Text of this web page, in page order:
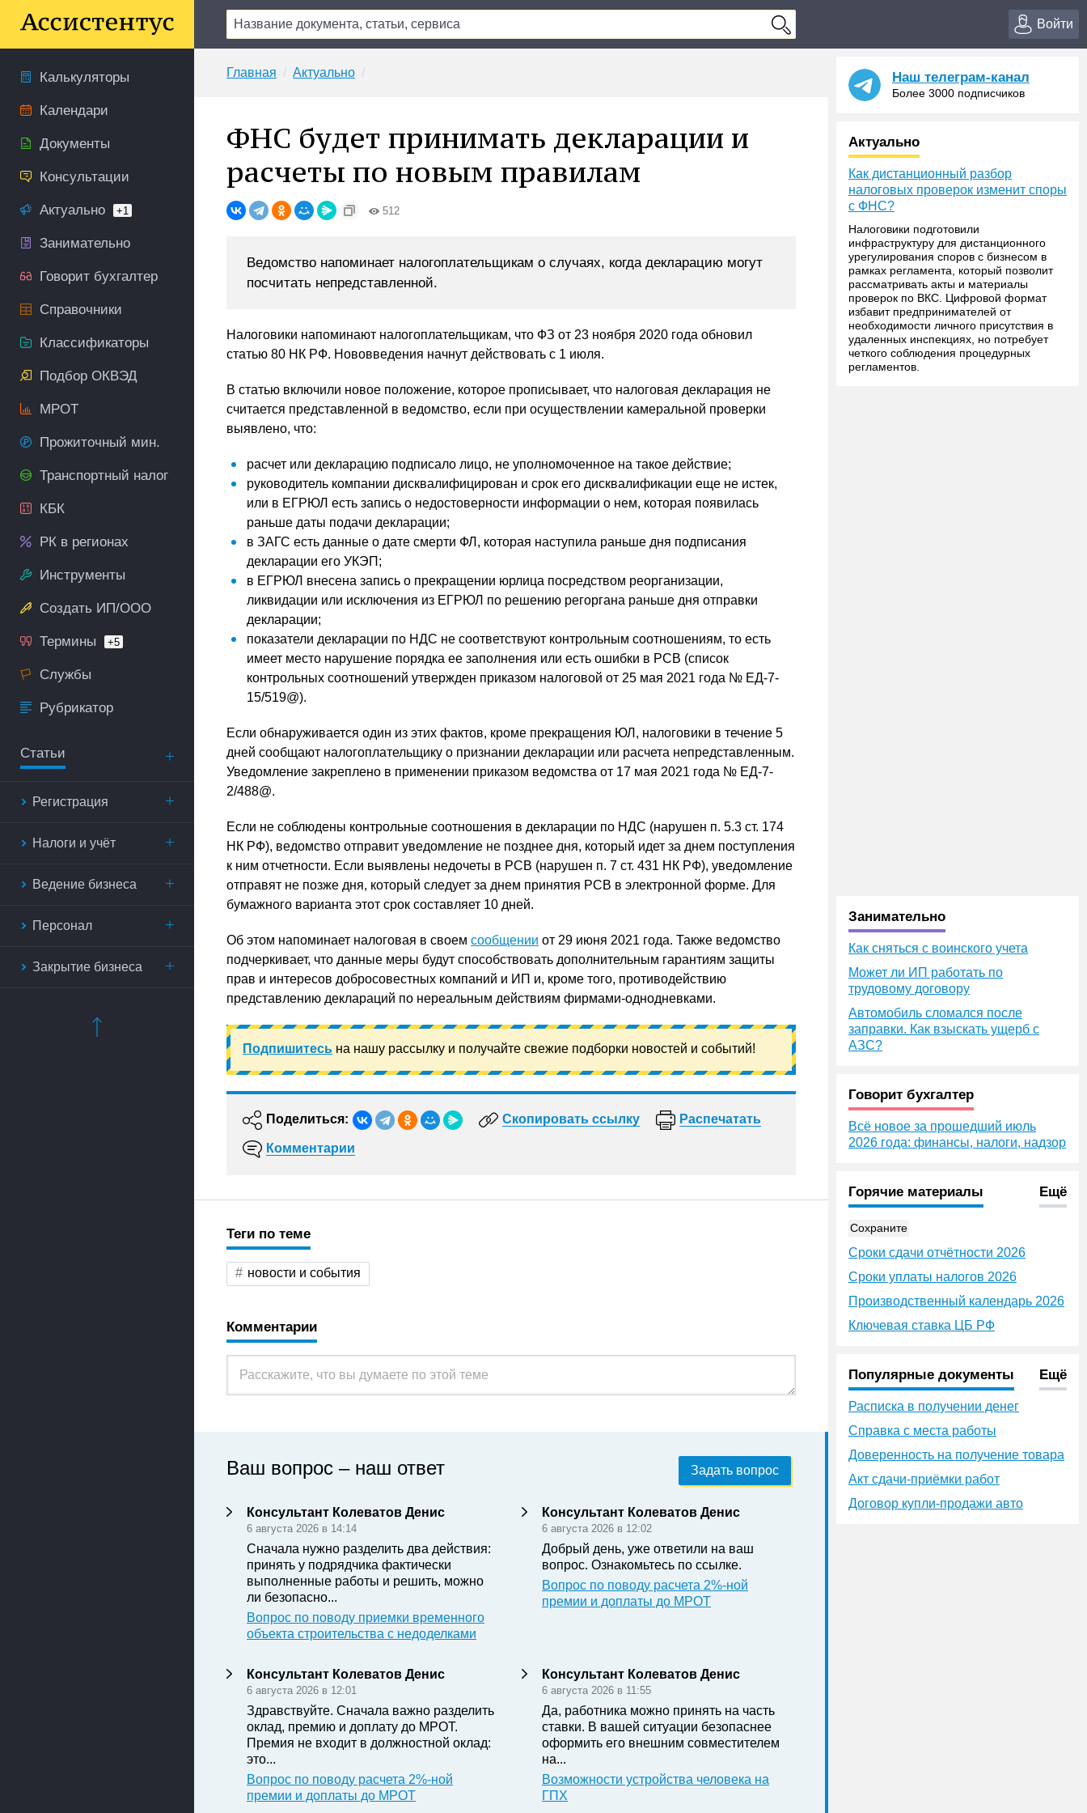
Войти
Калькуляторы
Календари
Документы
Консультации
Актуально +1
Занимательно
Говорит бухгалтер
Справочники
Классификаторы
Подбор ОКВЭД
МРОТ
Прожиточный мин.
Транспортный налог
КБК
РК в регионах
Инструменты
Создать ИП/ООО
Термины +5
Службы
Рубрикатор
Статьи
Регистрация
Налоги и учёт
Ведение бизнеса
Персонал
Закрытие бизнеса
Главная Актуально
ФНС будет принимать декларации и
расчеты по новым правилам
512
Ведомство напоминает налогоплательщикам о случаях, когда декларацию могут
посчитать непредставленной.
Налоговики напоминают налогоплательщикам, что ФЗ от 23 ноября 2020 года обновил
статью 80 НК РФ. Нововведения начнут действовать с 1 июля.
В статью включили новое положение, которое прописывает, что налоговая декларация не
считается представленной в ведомство, если при осуществлении камеральной проверки
выявлено, что:
расчет или декларацию подписало лицо, не уполномоченное на такое действие;
руководитель компании дисквалифицирован и срок его дисквалификации еще не истек,
или в ЕГРЮЛ есть запись о недостоверности информации о нем, которая появилась
раньше даты подачи декларации;
в ЗАГС есть данные о дате смерти ФЛ, которая наступила раньше дня подписания
декларации его УКЭП;
в ЕГРЮЛ внесена запись о прекращении юрлица посредством реорганизации,
ликвидации или исключения из ЕГРЮЛ по решению регоргана раньше дня отправки
декларации;
показатели декларации по НДС не соответствуют контрольным соотношениям, то есть
имеет место нарушение порядка ее заполнения или есть ошибки в РСВ (список
контрольных соотношений утвержден приказом налоговой от 25 мая 2021 года № ЕД-7-
15/519@).
Если обнаруживается один из этих фактов, кроме прекращения ЮЛ, налоговики в течение 5
дней сообщают налогоплательщику о признании декларации или расчета непредставленным.
Уведомление закреплено в применении приказом ведомства от 17 мая 2021 года № ЕД-7-
2/488@.
Если не соблюдены контрольные соотношения в декларации по НДС (нарушен п. 5.3 ст. 174
НК РФ), ведомство отправит уведомление не позднее дня, который идет за днем поступления
к ним отчетности. Если выявлены недочеты в РСВ (нарушен п. 7 ст. 431 НК РФ), уведомление
отправят не позже дня, который следует за днем принятия РСВ в электронной форме. Для
бумажного варианта этот срок составляет 10 дней.
Об этом напоминает налоговая в своем сообщении от 29 июня 2021 года. Также ведомство
подчеркивает, что данные меры будут способствовать дополнительным гарантиям защиты
прав и интересов добросовестных компаний и ИП и, кроме того, противодействию
представлению деклараций по нереальным действиям фирмами-однодневками.
Подпишитесь на нашу рассылку и получайте свежие подборки новостей и событий!
Поделиться: Скопировать ссылку Распечатать
Комментарии
Теги по теме
новости и события
Комментарии
Ваш вопрос – наш ответ Задать вопрос
Консультант Колеватов Денис
6 августа 2026 в 14:14
Сначала нужно разделить два действия:
принять у подрядчика фактически
выполненные работы и решить, можно
ли безопасно...
Вопрос по поводу приемки временного
объекта строительства с недоделками
Консультант Колеватов Денис
6 августа 2026 в 12:02
Добрый день, уже ответили на ваш
вопрос. Ознакомьтесь по ссылке .
Вопрос по поводу расчета 2%-ной
премии и доплаты до МРОТ
Консультант Колеватов Денис
6 августа 2026 в 12:01
Здравствуйте. Сначала важно разделить
оклад, премию и доплату до МРОТ.
Премия не входит в должностной оклад:
это...
Вопрос по поводу расчета 2%-ной
премии и доплаты до МРОТ
Консультант Колеватов Денис
6 августа 2026 в 11:55
Да, работника можно принять на часть
ставки. В вашей ситуации безопаснее
оформить его внешним совместителем
на...
Возможности устройства человека на
ГПХ
Наш телеграм-канал
Более 3000 подписчиков
Актуально
Как дистанционный разбор
налоговых проверок изменит споры
с ФНС?
Налоговики подготовили
инфраструктуру для дистанционного
урегулирования споров с бизнесом в
рамках регламента, который позволит
рассматривать акты и материалы
проверок по ВКС. Цифровой формат
избавит предпринимателей от
необходимости личного присутствия в
удаленных инспекциях, но потребует
четкого соблюдения процедурных
регламентов.
Занимательно
Как сняться с воинского учета
Может ли ИП работать по
трудовому договору
Автомобиль сломался после
заправки. Как взыскать ущерб с
АЗС?
Говорит бухгалтер
Всё новое за прошедший июль
2026 года: финансы, налоги, надзор
Горячие материалы Ещё
Сохраните
Сроки сдачи отчётности 2026
Сроки уплаты налогов 2026
Производственный календарь 2026
Ключевая ставка ЦБ РФ
Популярные документы Ещё
Расписка в получении денег
Справка с места работы
Доверенность на получение товара
Акт сдачи-приёмки работ
Договор купли-продажи авто